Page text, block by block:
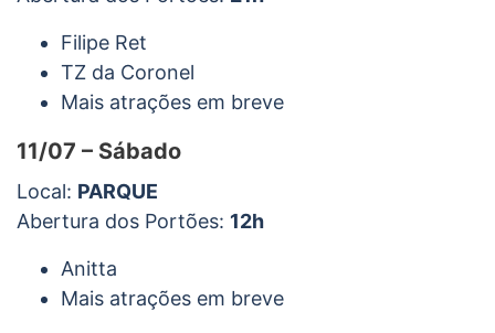
Filipe Ret
TZ da Coronel
Mais atrações em breve
11/07 – Sábado
Local: PARQUE
Abertura dos Portões: 12h
Anitta
Mais atrações em breve